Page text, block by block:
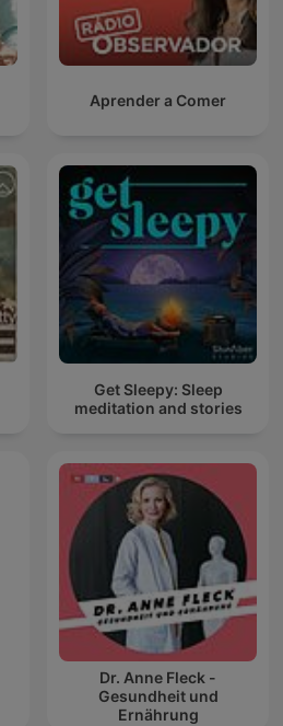
Aprender a Comer
Get Sleepy: Sleep
meditation and stories
Dr. Anne Fleck -
Gesundheit und
Ernährung